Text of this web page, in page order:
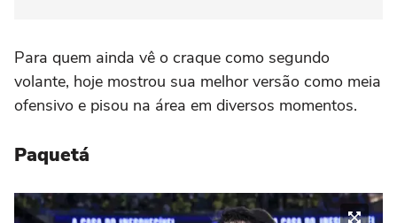
Para quem ainda vê o craque como segundo
volante, hoje mostrou sua melhor versão como meia
ofensivo e pisou na área em diversos momentos.
Paquetá